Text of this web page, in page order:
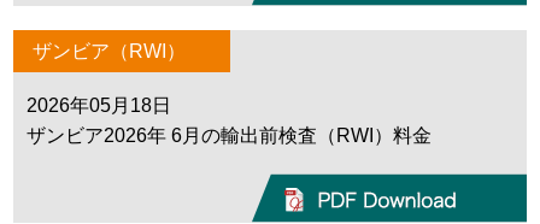
ザンビア（RWI）
2026年05月18日
ザンビア2026年 6月の輸出前検査（RWI）料金